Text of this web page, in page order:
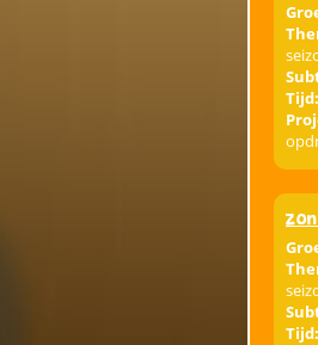
Tijd:
Tijd: